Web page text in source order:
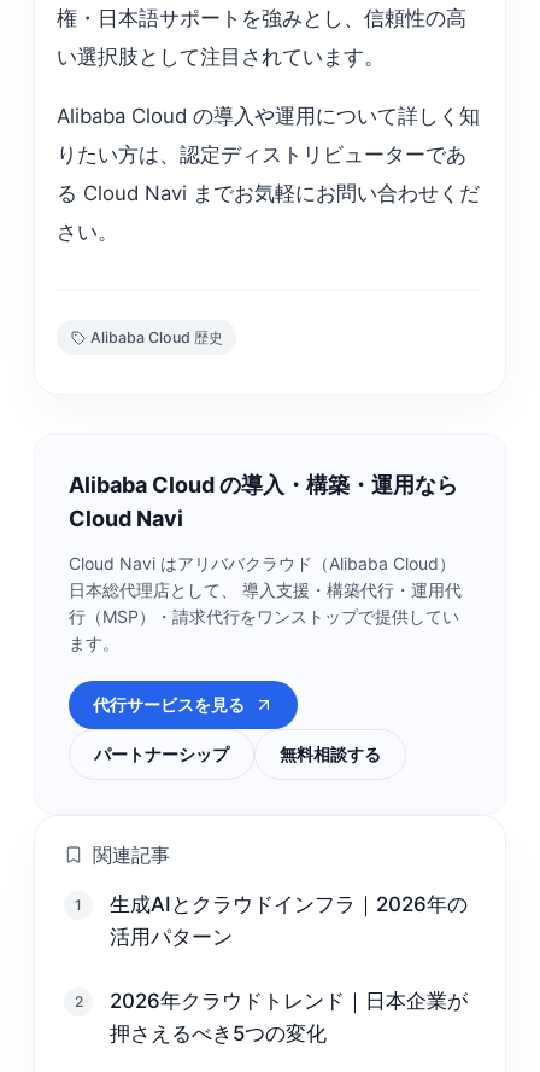
権・日本語サポートを強みとし、信頼性の高
い選択肢として注目されています。
Alibaba Cloud の導入や運用について詳しく知
りたい方は、認定ディストリビューターであ
る Cloud Navi までお気軽にお問い合わせくだ
さい。
Alibaba Cloud 歴史
Alibaba Cloud の導入・構築・運用なら
Cloud Navi
Cloud Navi はアリババクラウド（Alibaba Cloud）
日本総代理店として、 導入支援・構築代行・運用代
行（MSP）・請求代行をワンストップで提供してい
ます。
代行サービスを見る
パートナーシップ 無料相談する
関連記事
1
生成AIとクラウドインフラ｜2026年の
活用パターン
2
2026年クラウドトレンド｜日本企業が
押さえるべき5つの変化